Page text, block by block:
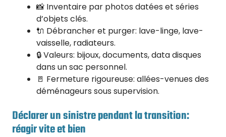
📸 Inventaire par photos datées et séries
d’objets clés.
🔌 Débrancher et purger: lave-linge, lave-
vaisselle, radiateurs.
🔒 Valeurs: bijoux, documents, data disques
dans un sac personnel.
🚪 Fermeture rigoureuse: allées-venues des
déménageurs sous supervision.
Déclarer un sinistre pendant la transition:
réagir vite et bien